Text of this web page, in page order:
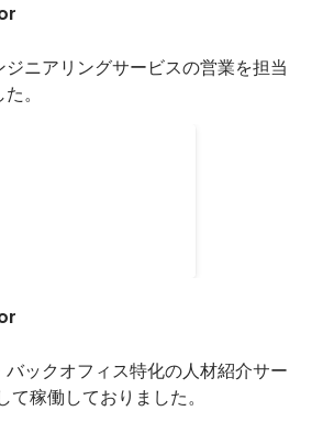
ジニアリングサービスの営業を担当
。
バックオフィス特化の人材紹介サー
て稼働しておりました。